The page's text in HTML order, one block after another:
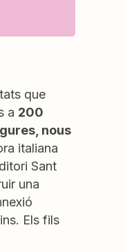
que
a 200
nous
italiana
Sant
una
Els fils